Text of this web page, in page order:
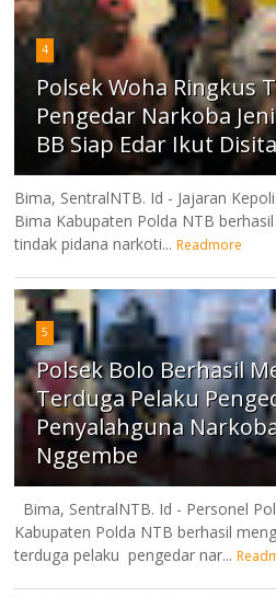
4
Polsek Woha Ringkus
Pengedar Narkoba
BB Siap Edar Ikut Disita
Bima, SentralNTB. Id - Jajaran
Bima Kabupaten Polda NTB
tindak pidana narkoti... Readmore
5
Polsek Bolo Berhasil
Terduga Pelaku
Penyalahguna
Nggembe
Bima, SentralNTB. Id - Personel
Kabupaten Polda NTB berhasil
terduga pelaku pengedar nar...